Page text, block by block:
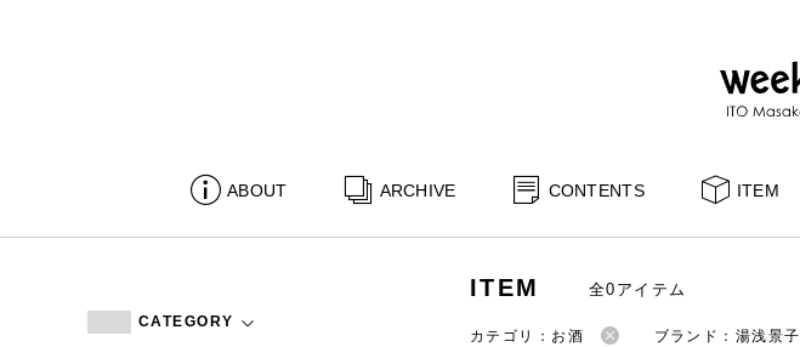
ABOUT ARCHIVE CONTENTS ITEM
CATEGORY
ITEM 全0アイテム
カテゴリ：お酒 ブランド：湯浅景子